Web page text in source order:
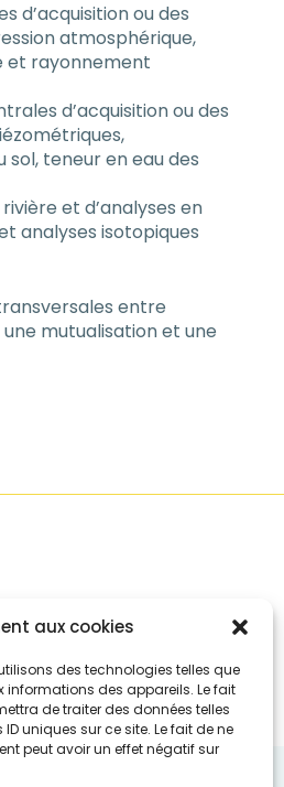
aux cookies
des technologies telles que
des appareils. Le fait
de traiter des données telles
uniques sur ce site. Le fait de ne
peut avoir un effet négatif sur
d’acquisition ou des
atmosphérique,
et rayonnement
d’acquisition ou des
sol, teneur en eau des
et d’analyses en
analyses isotopiques
entre
mutualisation et une